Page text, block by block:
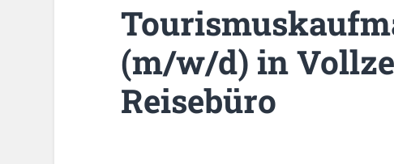
(m/w/d) in
Reisebüro